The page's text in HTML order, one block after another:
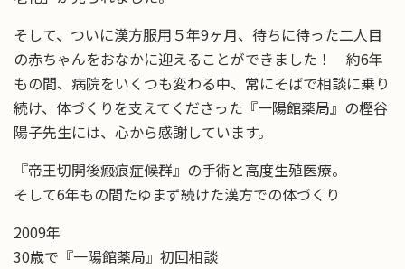
そして、ついに漢方服用５年9ヶ月、待ちに待った二人目
の赤ちゃんをおなかに迎えることができました！ 約6年
もの間、病院をいくつも変わる中、常にそばで相談に乗り
続け、体づくりを支えてくださった『一陽館薬局』の樫谷
陽子先生には、心から感謝しています。
『帝王切開後瘢痕症候群』の手術と高度生殖医療。
そして6年もの間たゆまず続けた漢方での体づくり
2009年
30歳で『一陽館薬局』初回相談